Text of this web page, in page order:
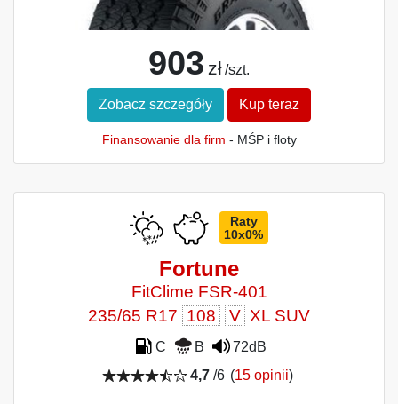
903 zł /szt.
Zobacz szczegóły Kup teraz
Finansowanie dla firm - MŚP i floty
Raty
10x0%
Fortune
FitClime FSR-401
235/65 R17 108 V XL SUV
C B
72dB
4,7/6 (15 opinii)